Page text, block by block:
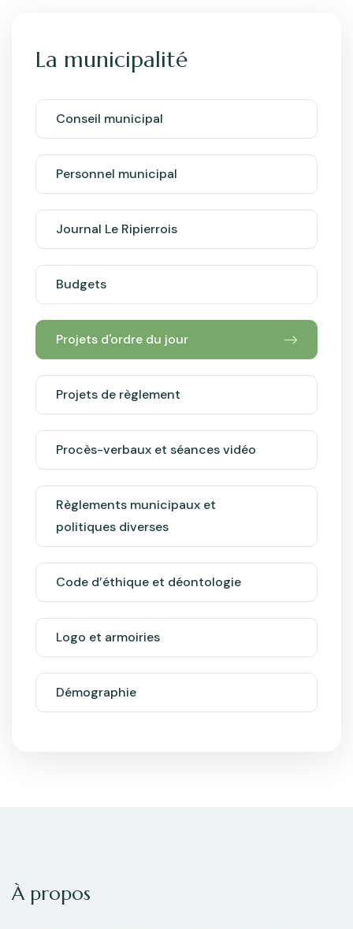
La municipalité
Conseil municipal
Personnel municipal
Journal Le Ripierrois
Budgets
Projets d'ordre du jour
Projets de règlement
Procès-verbaux et séances vidéo
Règlements municipaux et
politiques diverses
Code d’éthique et déontologie
Logo et armoiries
Démographie
À propos